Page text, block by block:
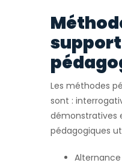
support
Les méthodes
sont :
démonstratives
pédagogiques